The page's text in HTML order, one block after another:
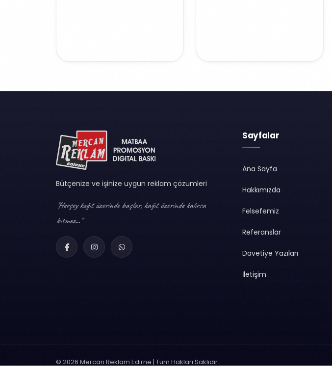
Bütçenize ve işinize uygun reklam çözümleri
"Herşey kağıt üzerinde başlar, kağıt üzerinde kalırsa
bitmez..."
Sayfalar
Ana Sayfa
Hakkımızda
Felsefemiz
Referanslar
Davetiye Yazıları
İletişim
© 2026 Mercan Reklam Edirne | Tüm Hakları Saklıdır.